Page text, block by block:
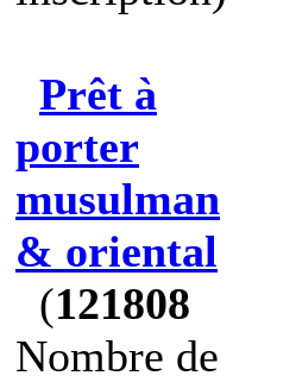
Prêt à
porter
musulman
& oriental
(121808
Nombre de